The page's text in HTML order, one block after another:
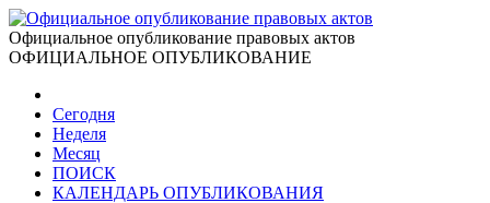
Официальное опубликование правовых актов
ОФИЦИАЛЬНОЕ ОПУБЛИКОВАНИЕ
Сегодня
Неделя
Месяц
ПОИСК
КАЛЕНДАРЬ ОПУБЛИКОВАНИЯ